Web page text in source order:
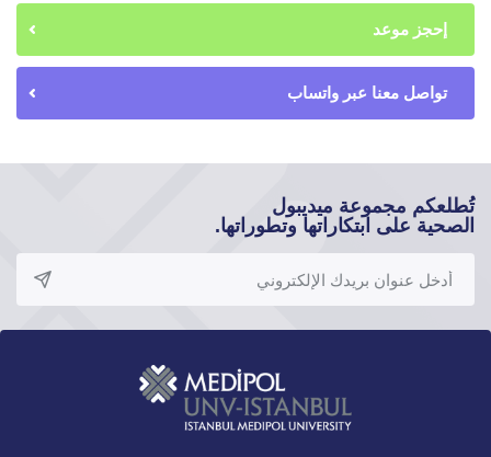
إحجز موعد
تواصل معنا عبر واتساب
تُطلعكم مجموعة ميديبول
الصحية على ابتكاراتها وتطوراتها.